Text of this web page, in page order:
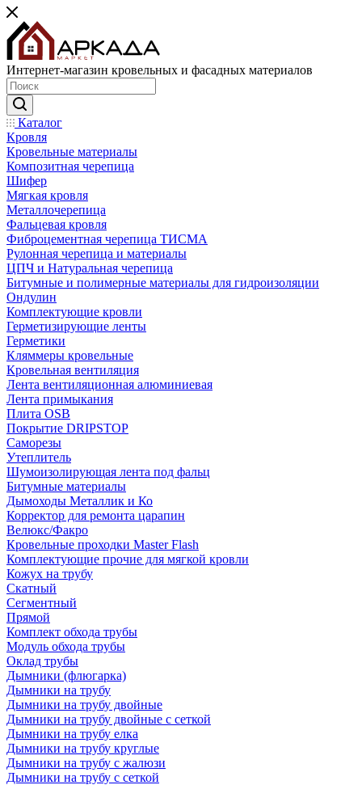
Интернет-магазин кровельных и фасадных материалов
Каталог
Кровля
Кровельные материалы
Композитная черепица
Шифер
Мягкая кровля
Металлочерепица
Фальцевая кровля
Фиброцементная черепица ТИСМА
Рулонная черепица и материалы
ЦПЧ и Натуральная черепица
Битумные и полимерные материалы для гидроизоляции
Ондулин
Комплектующие кровли
Герметизирующие ленты
Герметики
Кляммеры кровельные
Кровельная вентиляция
Лента вентиляционная алюминиевая
Лента примыкания
Плита OSB
Покрытие DRIPSTOP
Саморезы
Утеплитель
Шумоизолирующая лента под фальц
Битумные материалы
Дымоходы Металлик и Ко
Корректор для ремонта царапин
Велюкс/Факро
Кровельные проходки Master Flash
Комплектующие прочие для мягкой кровли
Кожух на трубу
Скатный
Сегментный
Прямой
Комплект обхода трубы
Модуль обхода трубы
Оклад трубы
Дымники (флюгарка)
Дымники на трубу
Дымники на трубу двoйные
Дымники на трубу двoйные с сеткой
Дымники на трубу елка
Дымники на трубу круглые
Дымники на трубу с жалюзи
Дымники на трубу с сеткой